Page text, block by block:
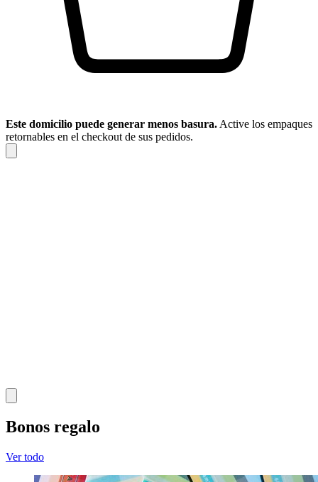
Este domicilio puede generar menos basura.Active los empaques
retornables en el checkout de sus pedidos.
Bonos regalo
Ver todo